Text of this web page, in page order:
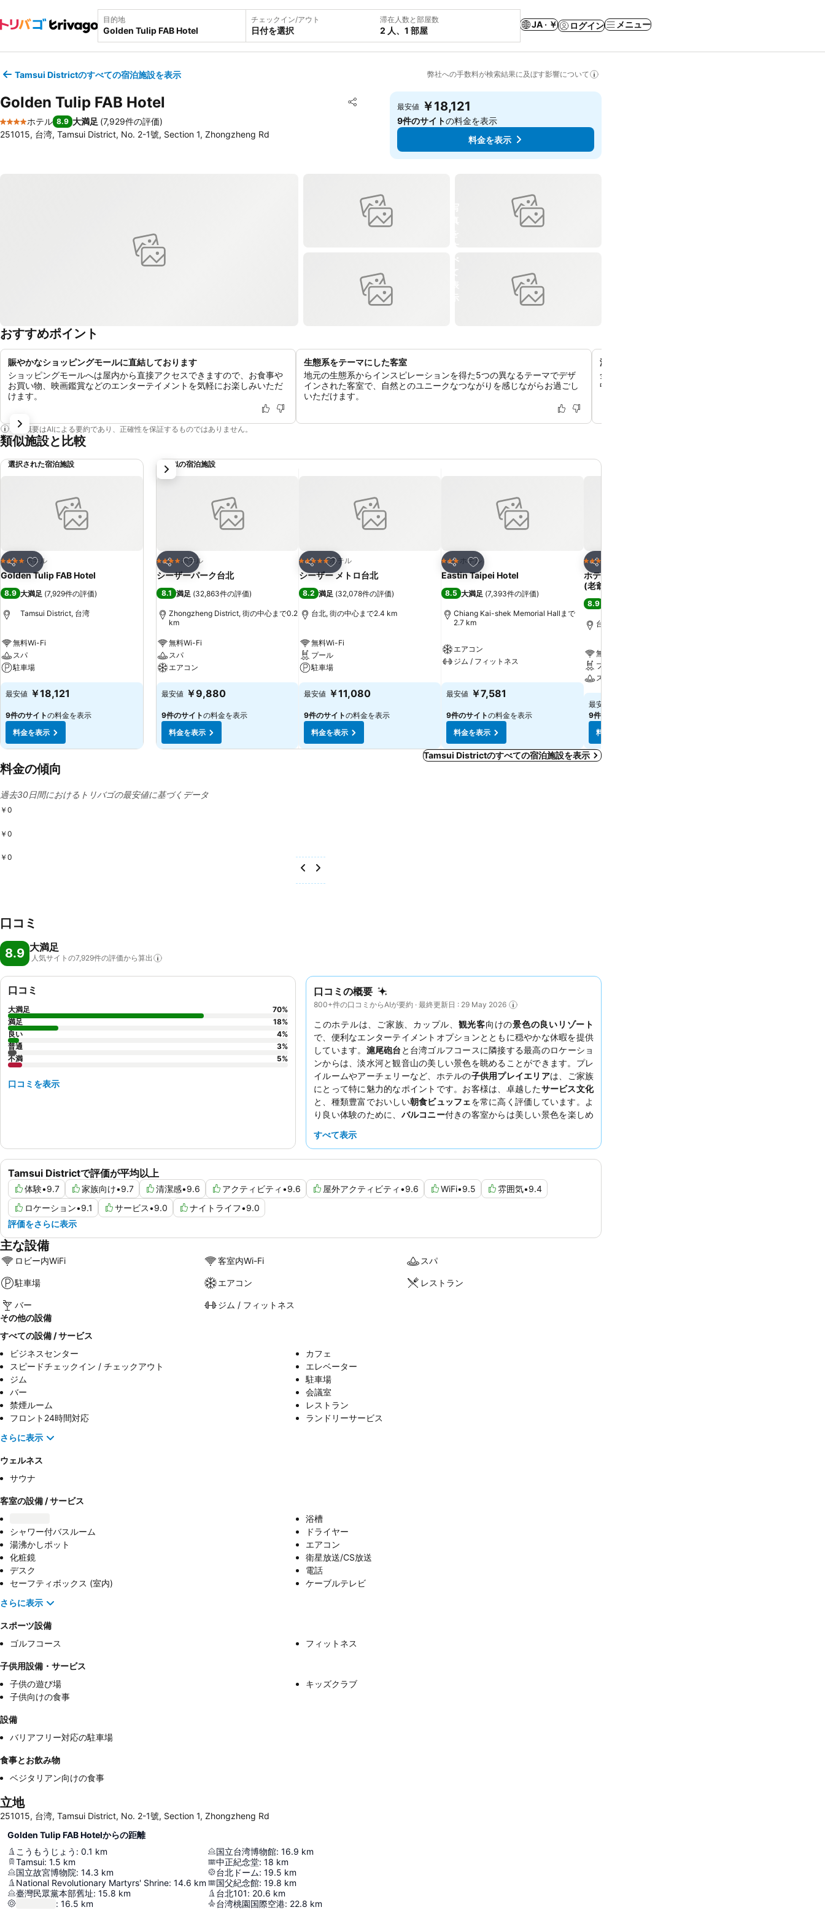
目的地 チェックイン/アウト
日付を選択
滞在人数と部屋数
2 人、1 部屋
JA · ￥ ログイン メニュー
Tamsui Districtのすべての宿泊施設を表示 弊社への手数料が検索結果に及ぼす影響について
Golden Tulip FAB Hotel シェア
お気に入りに追加
4 ホテルのランク
ホテル 8.9 大満足 (7,929件の評価)
251015, 台湾, Tamsui District, No. 2-1號, Section 1, Zhongzheng Rd
最安値 ￥18,121
9件のサイトの料金を表示
料金を表示
おすすめポイント
賑やかなショッピングモールに直結しております
ショッピングモールへは屋内から直接アクセスできますので、お食事や
お買い物、映画鑑賞などのエンターテイメントを気軽にお楽しみいただ
けます。
生態系をテーマにした客室
地元の生態系からインスピレーションを得た5つの異なるテーマでデザ
インされた客室で、自然とのユニークなつながりを感じながらお過ごし
いただけます。
淡水河のパノラマビュー
全175室の客室からは、淡水河の壮大な景色を眺めること
中に忘れられない美しい背景をお楽しみいただけます。
この概要はAIによる要約であり、正確性を保証するものではありません。
類似施設と比較
選択された宿泊施設
シェア
お気に入りに追加
4 ホテルのランク
ホテル
Golden Tulip FAB Hotel
8.9 大満足 (7,929件の評価)
Tamsui District, 台湾
無料Wi-Fi
スパ
駐車場
最安値 ￥18,121
9件のサイトの料金を表示
料金を表示
類似の宿泊施設
シェア
お気に入りに追加
4 ホテルのランク
ホテル
シーザーパーク台北
8.1 満足 (32,863件の評価)
Zhongzheng District, 街の中心まで0.2
km
無料Wi-Fi
スパ
エアコン
最安値 ￥9,880
9件のサイトの料金を表示
料金を表示
シェア
お気に入りに追加
5 ホテルのランク
ホテル
シーザー メトロ台北
8.2 満足 (32,078件の評価)
台北, 街の中心まで2.4 km
無料Wi-Fi
プール
駐車場
最安値 ￥11,080
9件のサイトの料金を表示
料金を表示
シェア
お気に入りに追加
3 ホテルのランク
ホテル
Eastin Taipei Hotel
8.5 大満足 (7,393件の評価)
Chiang Kai-shek Memorial Hallまで
2.7 km
エアコン
ジム / フィットネス
最安値 ￥7,581
9件のサイトの料金を表示
料金を表示
シェア
5 ホテルのランク
ホテル ロイヤル ニッコー タイペイ
(老爺大酒店)
8.9
台北, 街の中心まで0.9 km
無料Wi-Fi
プール
スパ
最安値
9件のサイト
料金を表示
次
Tamsui Districtのすべての宿泊施設を表示
料金の傾向
過去30日間におけるトリバゴの最安値に基づくデータ
￥0
￥0
￥0
口コミ
8.9 大満足
人気サイトの7,929件の評価から算出
口コミの概要
800+件の口コミからAIが要約 · 最終更新日 : 29 May 2026
このホテルは、ご家族、カップル、 観光客向けの景色の良いリゾート
で、便利なエンターテイメントオプションとともに穏やかな休暇を提供
しています。 滬尾砲台 と台湾ゴルフコースに隣接する最高のロケーショ
ンからは、淡水河と観音山の美しい景色を眺めることができます。プレ
イルームやアーチェリーなど、ホテルの子供用プレイエリアは、ご家族
にとって特に魅力的なポイントです。お客様は、卓越したサービス文化
と、種類豊富でおいしい朝食ビュッフェを常に高く評価しています。よ
り良い体験のために、 バルコニー付きの客室からは美しい景色を楽しめ
すべて表示
Tamsui Districtで評価が平均以上
体験•9.7 家族向け•9.7 清潔感•9.6 アクティビティ •9.6 屋外アクティビティ •9.6 WiFi•9.5 雰囲気•9.4
ロケーション•9.1 サービス•9.0 ナイトライフ•9.0
評価をさらに表示
口コミ
大満足 70%
満足
18%
良い
4%
普通
3%
不満
5%
口コミを表示
主な設備
ロビー内WiFi 客室内Wi-Fi スパ
駐車場 エアコン レストラン
バー
ジム / フィットネス
その他の設備
すべての設備 / サービス
ビジネスセンター
カフェ
スピードチェックイン / チェックアウト
エレベーター
ジム
駐車場
バー
会議室
禁煙ルーム
レストラン
フロント24時間対応
ランドリーサービス
さらに表示
ウェルネス
サウナ
客室の設備 / サービス
浴槽
シャワー付バスルーム
ドライヤー
湯沸かしポット
エアコン
化粧鏡
衛星放送/CS放送
デスク
電話
セーフティボックス (室内)
ケーブルテレビ
さらに表示
スポーツ設備
ゴルフコース
フィットネス
子供用設備・サービス
子供の遊び場
キッズクラブ
子供向けの食事
設備
バリアフリー対応の駐車場
食事とお飲み物
ベジタリアン向けの食事
立地
251015, 台湾, Tamsui District, No. 2-1號, Section 1, Zhongzheng Rd
Golden Tulip FAB Hotelからの距離
こうもうじょう : 0.1 km
Tamsui: 1.5 km
国立故宮博物院: 14.3 km
National Revolutionary Martyrs' Shrine: 14.6 km
臺灣民眾黨本部舊址: 15.8 km
: 16.5 km
国立台湾博物館: 16.9 km
中正紀念堂: 18 km
台北ドーム: 19.5 km
国父紀念館: 19.8 km
台北101: 20.6 km
台湾桃園国際空港: 22.8 km